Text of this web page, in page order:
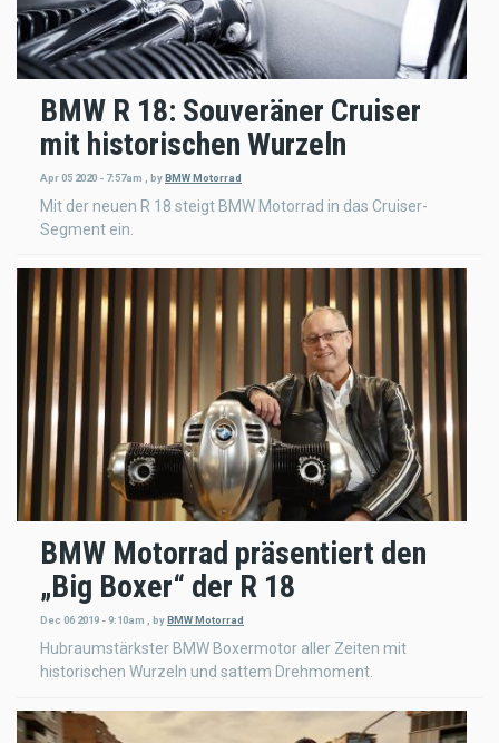
BMW R 18: Souveräner Cruiser
mit historischen Wurzeln
Apr 05 2020 - 7:57am byBMW Motorrad
Mit der neuen R 18 steigt BMW Motorrad in das Cruiser-
Segment ein.
BMW Motorrad präsentiert den
„Big Boxer“ der R 18
Dec 06 2019 - 9:10am byBMW Motorrad
Hubraumstärkster BMW Boxermotor aller Zeiten mit
historischen Wurzeln und sattem Drehmoment.